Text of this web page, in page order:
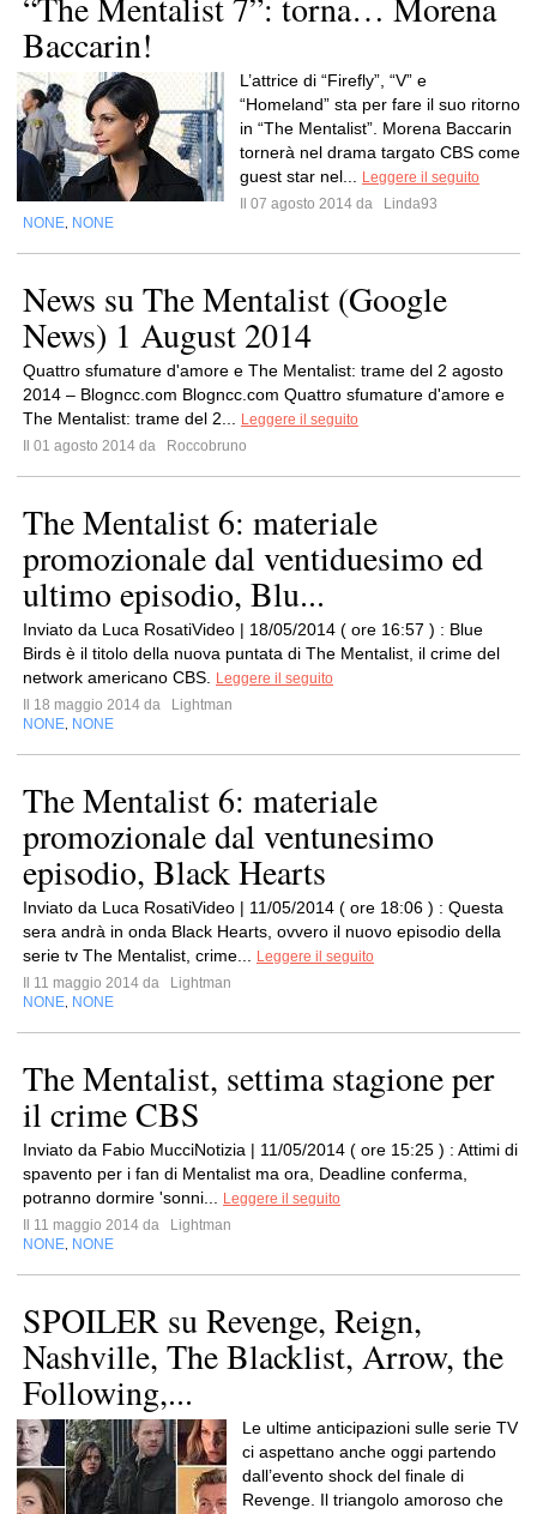
Baccarin!
L’attrice di “Firefly”, “V” e
“Homeland” sta per fare il suo ritorno
in “The Mentalist”. Morena Baccarin
tornerà nel drama targato CBS come
guest star nel...
Leggere il seguito
Il 07 agosto 2014 da
Linda93
NONE NONE
News su The Mentalist (Google
News) 1 August 2014
Quattro sfumature d'amore e The Mentalist: trame del 2 agosto
2014 – Blogncc.com Blogncc.com Quattro sfumature d'amore e
The Mentalist: trame del 2...
Leggere il seguito
Il 01 agosto 2014 da
Roccobruno
The Mentalist 6: materiale
promozionale dal ventiduesimo ed
ultimo episodio, Blu...
Inviato da Luca RosatiVideo | 18/05/2014 ( ore 16:57 ) : Blue
Birds è il titolo della nuova puntata di The Mentalist, il crime del
network americano CBS.
Leggere il seguito
Il 18 maggio 2014 da
Lightman
NONE NONE
The Mentalist 6: materiale
promozionale dal ventunesimo
episodio, Black Hearts
Inviato da Luca RosatiVideo | 11/05/2014 ( ore 18:06 ) : Questa
sera andrà in onda Black Hearts, ovvero il nuovo episodio della
serie tv The Mentalist, crime...
Leggere il seguito
Il 11 maggio 2014 da
Lightman
NONE NONE
The Mentalist, settima stagione per
il crime CBS
Inviato da Fabio MucciNotizia | 11/05/2014 ( ore 15:25 ) : Attimi di
spavento per i fan di Mentalist ma ora, Deadline conferma,
potranno dormire 'sonni...
Leggere il seguito
Il 11 maggio 2014 da
Lightman
NONE NONE
SPOILER su Revenge, Reign,
Nashville, The Blacklist, Arrow, the
Following,...
Le ultime anticipazioni sulle serie TV
ci aspettano anche oggi partendo
dall’evento shock del finale di
Revenge. Il triangolo amoroso che